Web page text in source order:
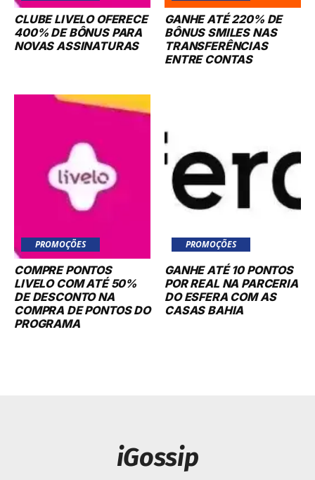
CLUBE LIVELO OFERECE
400% DE BÔNUS PARA
NOVAS ASSINATURAS
GANHE ATÉ 220% DE
BÔNUS SMILES NAS
TRANSFERÊNCIAS
ENTRE CONTAS
PROMOÇÕES
COMPRE PONTOS
LIVELO COM ATÉ 50%
DE DESCONTO NA
COMPRA DE PONTOS DO
PROGRAMA
PROMOÇÕES
GANHE ATÉ 10 PONTOS
POR REAL NA PARCERIA
DO ESFERA COM AS
CASAS BAHIA
iGossip